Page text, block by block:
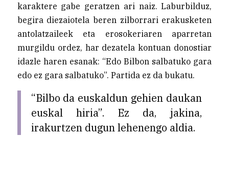
karaktere gabe geratzen ari naiz. Laburbilduz,
begira diezaiotela beren zilborrari erakusketen
antolatzaileek eta erosokeriaren aparretan
murgildu ordez, har dezatela kontuan donostiar
idazle haren esanak: “Edo Bilbon salbatuko gara
edo ez gara salbatuko”. Partida ez da bukatu.
“Bilbo da euskaldun gehien daukan
euskal hiria”. Ez da, jakina,
irakurtzen dugun lehenengo aldia.